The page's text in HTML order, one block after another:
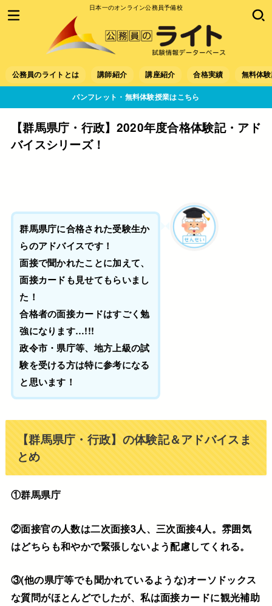
日本一のオンライン公務員予備校
公務員のライトとは 講師紹介 講座紹介 合格実績 無料体
パンフレット・無料体験授業はこちら
【群馬県庁・行政】2020年度合格体験記・アド
バイスシリーズ！
群馬県庁に合格された受験生か
らのアドバイスです！
面接で聞かれたことに加えて、
面接カードも見せてもらいまし
た！
合格者の面接カードはすごく勉
強になります…!!!
政令市・県庁等、地方上級の試
験を受ける方は特に参考になる
と思います！
【群馬県庁・行政】の体験記＆アドバイスま
とめ
①群馬県庁
②面接官の人数は二次面接3人、三次面接4人。雰囲気
はどちらも和やかで緊張しないよう配慮してくれる。
③(他の県庁等でも聞かれているような)オーソドックス
な質問がほとんどでしたが、私は面接カードに観光補助